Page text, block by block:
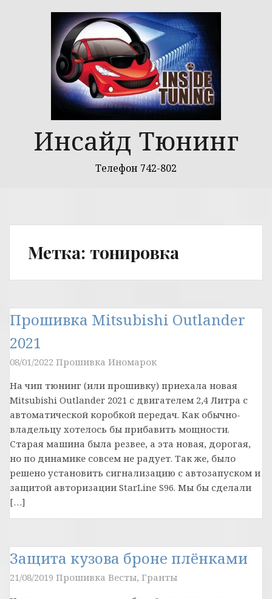
содержимому
Инсайд Тюнинг
Телефон 742-802
Метка: тонировка
Прошивка Mitsubishi Outlander
2021
08/01/2022 Прошивка Иномарок
На чип тюнинг (или прошивку) приехала новая
Mitsubishi Outlander 2021 с двигателем 2,4 Литра с
автоматической коробкой передач. Как обычно-
владельцу хотелось бы прибавить мощности.
Старая машина была резвее, а эта новая, дорогая,
но по динамике совсем не радует. Так же, было
решено установить сигнализацию с автозапуском и
защитой авторизации StarLine S96. Мы бы сделали
[…]
Защита кузова броне плёнками
21/08/2019 Прошивка Весты, Гранты